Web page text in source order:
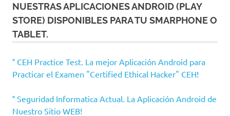
NUESTRAS APLICACIONES ANDROID (PLAY
STORE) DISPONIBLES PARA TU SMARPHONE O
TABLET.
° CEH Practice Test. La mejor Aplicación Android para
Practicar el Examen "Certified Ethical Hacker" CEH!
° Seguridad Informatica Actual. La Aplicación Android de
Nuestro Sitio WEB!